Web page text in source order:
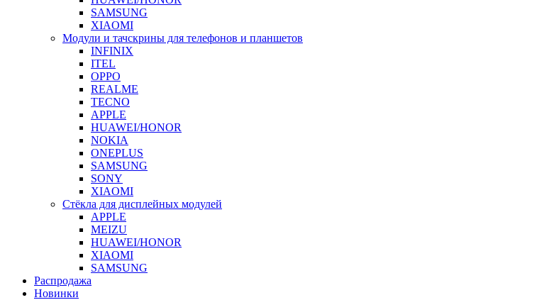
SAMSUNG
XIAOMI
Модули и тачскрины для телефонов и планшетов
INFINIX
ITEL
OPPO
REALME
TECNO
APPLE
HUAWEI/HONOR
NOKIA
ONEPLUS
SAMSUNG
SONY
XIAOMI
Стёкла для дисплейных модулей
APPLE
MEIZU
HUAWEI/HONOR
XIAOMI
SAMSUNG
Распродажа
Новинки